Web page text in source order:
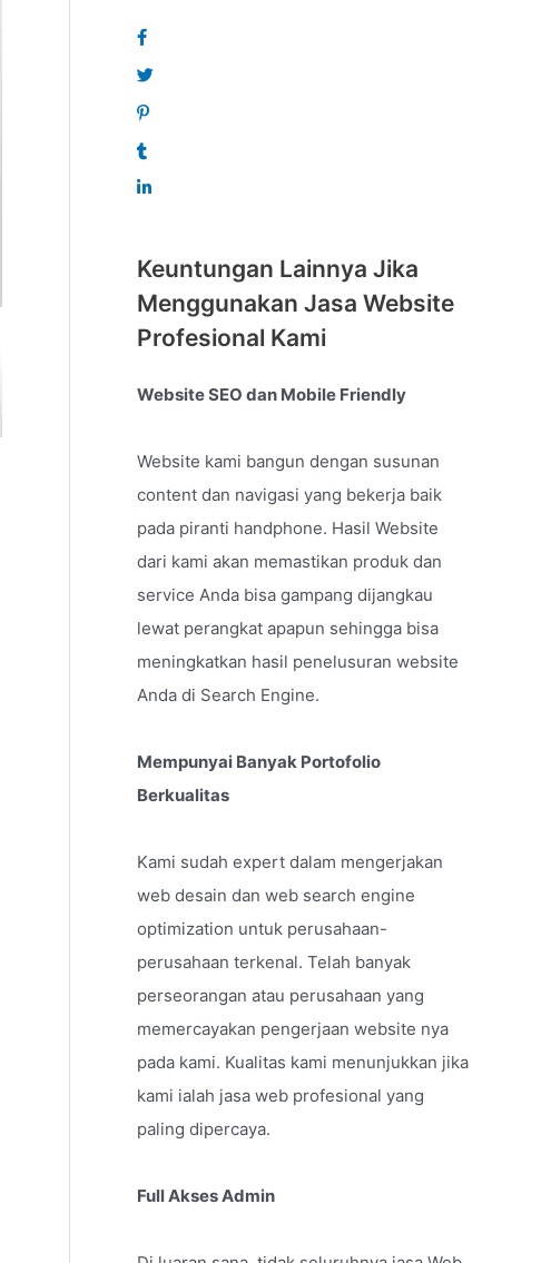
Keuntungan Lainnya Jika
Menggunakan Jasa Website
Profesional Kami
Website SEO dan Mobile Friendly
Website kami bangun dengan susunan
content dan navigasi yang bekerja baik
pada piranti handphone. Hasil Website
dari kami akan memastikan produk dan
service Anda bisa gampang dijangkau
lewat perangkat apapun sehingga bisa
meningkatkan hasil penelusuran website
Anda di Search Engine.
Mempunyai Banyak Portofolio
Berkualitas
Kami sudah expert dalam mengerjakan
web desain dan web search engine
optimization untuk perusahaan-
perusahaan terkenal. Telah banyak
perseorangan atau perusahaan yang
memercayakan pengerjaan website nya
pada kami. Kualitas kami menunjukkan jika
kami ialah jasa web profesional yang
paling dipercaya.
Full Akses Admin